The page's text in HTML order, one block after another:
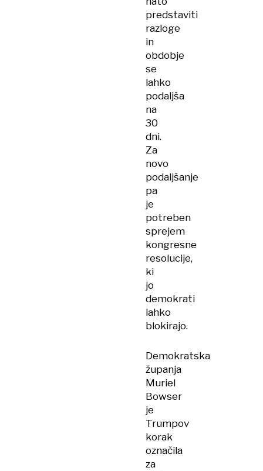
predstaviti
razloge
in
obdobje
se
lahko
podaljša
na
30
dni.
Za
novo
podaljšanje
pa
je
potreben
sprejem
kongresne
resolucije,
ki
jo
demokrati
lahko
blokirajo.
Demokratska
županja
Muriel
Bowser
je
Trumpov
korak
označila
za